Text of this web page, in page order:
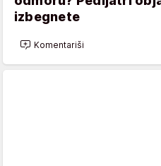
izbegnete
Komentariši